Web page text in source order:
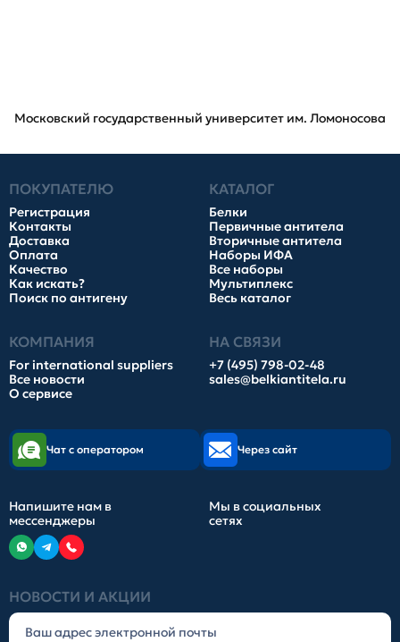
Московский государственный университет им. Ломоносова
ПОКУПАТЕЛЮ
Регистрация
Контакты
Доставка
Оплата
Качество
Как искать?
Поиск по антигену
КАТАЛОГ
Белки
Первичные антитела
Вторичные антитела
Наборы ИФА
Все наборы
Мультиплекс
Весь каталог
КОМПАНИЯ
For international suppliers
Все новости
О сервисе
НА СВЯЗИ
+7 (495) 798-02-48
sales@belkiantitela.ru
НОВОСТИ И АКЦИИ
Чат с оператором Через сайт
Напишите нам в
мессенджеры
Мы в социальных
сетях